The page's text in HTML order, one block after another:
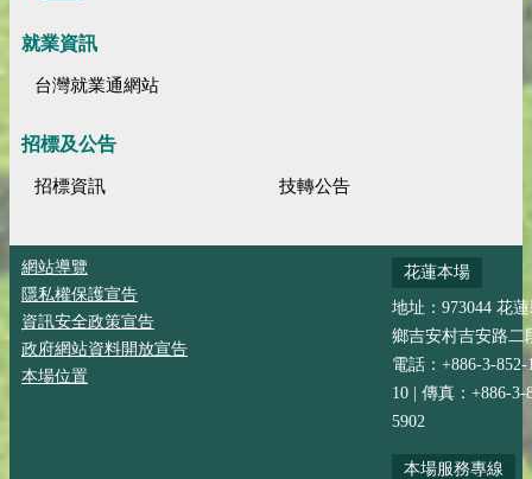
就業資訊
台灣就業通網站
招標及公告
招標資訊 技轉公告
網站導覽
隱私權保護宣告
資訊安全政策宣告
政府網站資料開放宣告
本場位置
花蓮本場
地址：973044 花
鄉吉安村吉安路二
電話：+886-3-852-
10 | 傳真：+886-3-
5902
本場服務專線